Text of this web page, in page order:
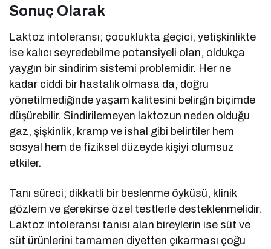
Sonuç Olarak
Laktoz intoleransı; çocuklukta geçici, yetişkinlikte
ise kalıcı seyredebilme potansiyeli olan, oldukça
yaygın bir sindirim sistemi problemidir. Her ne
kadar ciddi bir hastalık olmasa da, doğru
yönetilmediğinde yaşam kalitesini belirgin biçimde
düşürebilir. Sindirilemeyen laktozun neden olduğu
gaz, şişkinlik, kramp ve ishal gibi belirtiler hem
sosyal hem de fiziksel düzeyde kişiyi olumsuz
etkiler.
Tanı süreci; dikkatli bir beslenme öyküsü, klinik
gözlem ve gerekirse özel testlerle desteklenmelidir.
Laktoz intoleransı tanısı alan bireylerin ise süt ve
süt ürünlerini tamamen diyetten çıkarması çoğu